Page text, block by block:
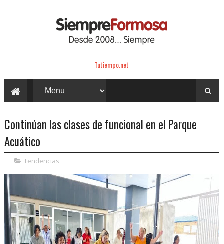
Tutiempo.net
Continúan las clases de funcional en el Parque
Acuático
Tendencias